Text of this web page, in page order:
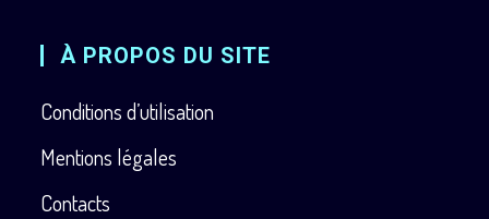
À PROPOS DU SITE
Conditions d’utilisation
Mentions légales
Contacts